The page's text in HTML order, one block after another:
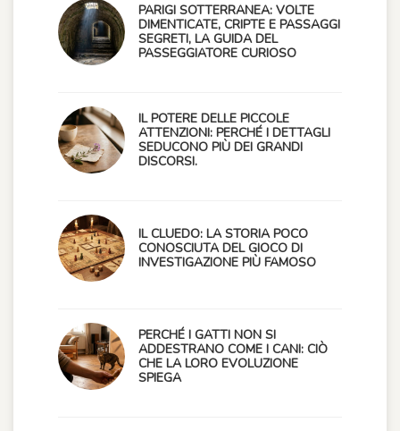
PARIGI SOTTERRANEA: VOLTE
DIMENTICATE, CRIPTE E PASSAGGI
SEGRETI, LA GUIDA DEL
PASSEGGIATORE CURIOSO
IL POTERE DELLE PICCOLE
ATTENZIONI: PERCHÉ I DETTAGLI
SEDUCONO PIÙ DEI GRANDI
DISCORSI.
IL CLUEDO: LA STORIA POCO
CONOSCIUTA DEL GIOCO DI
INVESTIGAZIONE PIÙ FAMOSO
PERCHÉ I GATTI NON SI
ADDESTRANO COME I CANI: CIÒ
CHE LA LORO EVOLUZIONE
SPIEGA